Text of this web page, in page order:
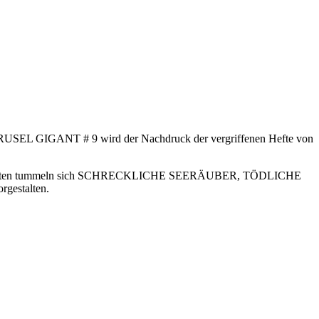
GIGANT # 9 wird der Nachdruck der vergriffenen Hefte von
tummeln sich SCHRECKLICHE SEERÄUBER, TÖDLICHE